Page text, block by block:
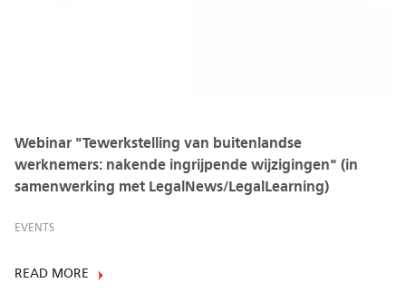
Webinar "Tewerkstelling van buitenlandse
werknemers: nakende ingrijpende wijzigingen" (in
samenwerking met LegalNews/LegalLearning)
EVENTS
READ MORE